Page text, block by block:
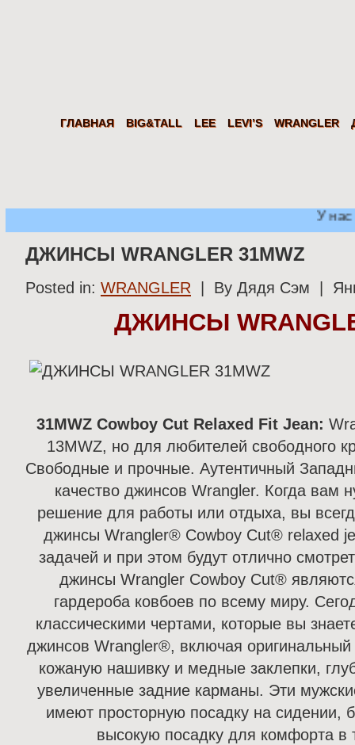
ГЛАВНАЯ BIG&TALL LEE LEVI’S WRANGLER
У нас
ДЖИНСЫ WRANGLER 31MWZ
Posted in: WRANGLER | By Дядя Сэм |
ДЖИНСЫ
31MWZ Cowboy Cut Relaxed Fit Jean:
13MWZ, но для любителей свободного
Свободные и прочные. Аутентичный
качество джинсов Wrangler. Когда вам
решение для работы или отдыха, вы
джинсы Wrangler® Cowboy Cut® relaxed
задачей и при этом будут отлично
джинсы Wrangler Cowboy Cut®
гардероба ковбоев по всему миру.
классическими чертами, которые вы
джинсов Wrangler®, включая
кожаную нашивку и медные заклепки,
увеличенные задние карманы. Эти
имеют просторную посадку на сидении,
высокую посадку для комфорта в